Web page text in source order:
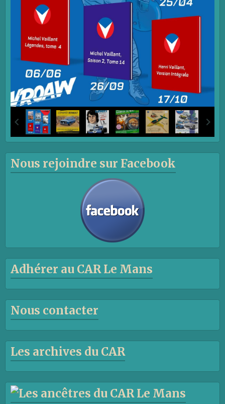
Nous rejoindre sur Facebook
Adhérer au CAR Le Mans
Nous contacter
Les archives du CAR